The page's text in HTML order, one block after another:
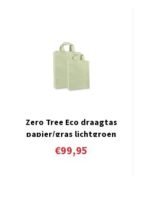
Zero Tree Eco draagtas
papier/gras lichtgroen
€99,95